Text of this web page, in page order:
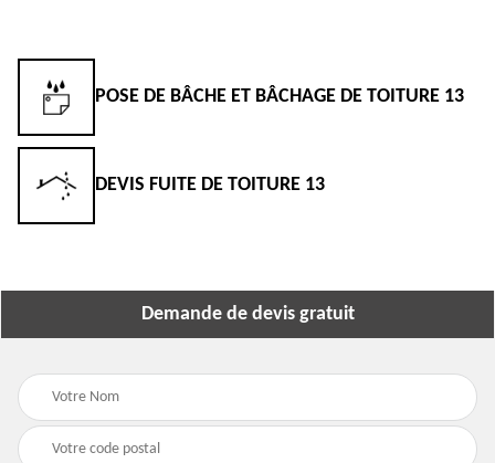
POSE DE BÂCHE ET BÂCHAGE DE TOITURE 13
DEVIS FUITE DE TOITURE 13
Demande de devis gratuit